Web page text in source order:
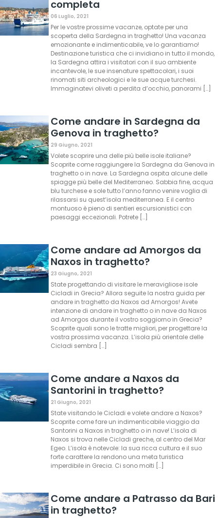
completa
06 Luglio, 2021
Per le vostre prossime vacanze, optate per una
scoperta della Sardegna in traghetto! Una vacanza
emozionante e indimenticabile, ve lo garantiamo!
Destinazione turistica che ci invidiano in tutto il mondo,
la Sardegna attira i visitatori con il suo ambiente
incantevole, le sue insenature spettacolari, i suoi
rinomati siti archeologici e le sue acque turchesi.
Immaginatevi oliveti a perdita d’occhio, panorami […]
Come andare in Sardegna da
Genova in traghetto?
29 Giugno, 2021
Volete scoprire una delle più belle isole italiane?
Scoprite come raggiungere la Sardegna da Genova in
traghetto o in nave. La Sardegna ospita alcune delle
spiagge più belle del Mediterraneo. Sabbia fine, acqua
blu turchese e sole tutto l’anno fanno venire voglia di
rilassarsi su quest’isola mediterranea. E il centro
montuoso è pieno di sentieri escursionistici con
paesaggi eccezionali. Potrete […]
Come andare ad Amorgos da
Naxos in traghetto?
23 Giugno, 2021
State progettando di visitare le meravigliose isole
Cicladi in Grecia? Allora seguite la nostra guida per
andare in traghetto da Naxos ad Amorgos! Avete
intenzione di andare in traghetto o in nave da Naxos
ad Amorgos durante il vostro soggiorno in Grecia?
Scoprite quali sono le tratte migliori, per progettare la
vostra prossima vacanza. L’isola più orientale delle
Cicladi sembra […]
Come andare a Naxos da
Santorini in traghetto?
21 Giugno, 2021
State visitando le Cicladi e volete andare a Naxos?
Scoprite come fare un indimenticabile viaggio da
Santorini a Naxos in traghetto o in nave! L’isola di
Naxos si trova nelle Cicladi greche, al centro del Mar
Egeo. L’isola è notevole: la sua ricca cultura e il suo
forte carattere la rendono una meta turistica
imperdibile in Grecia. Ci sono molti […]
Come andare a Patrasso da Bari
in traghetto?